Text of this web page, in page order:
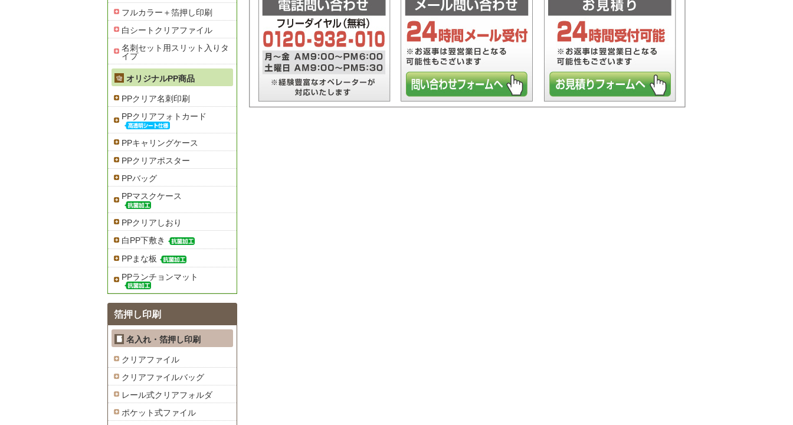
フルカラー＋箔押し印刷
白シートクリアファイル
名刺セット用スリット入りタ
イプ
オリジナルPP商品
PPクリア名刺印刷
PPクリアフォトカード
PPキャリングケース
PPクリアポスター
PPバッグ
PPマスクケース
PPクリアしおり
白PP下敷き
PPまな板
PPランチョンマット
箔押し印刷
名入れ・箔押し印刷
クリアファイル
クリアファイルバッグ
レール式クリアフォルダ
ポケット式ファイル